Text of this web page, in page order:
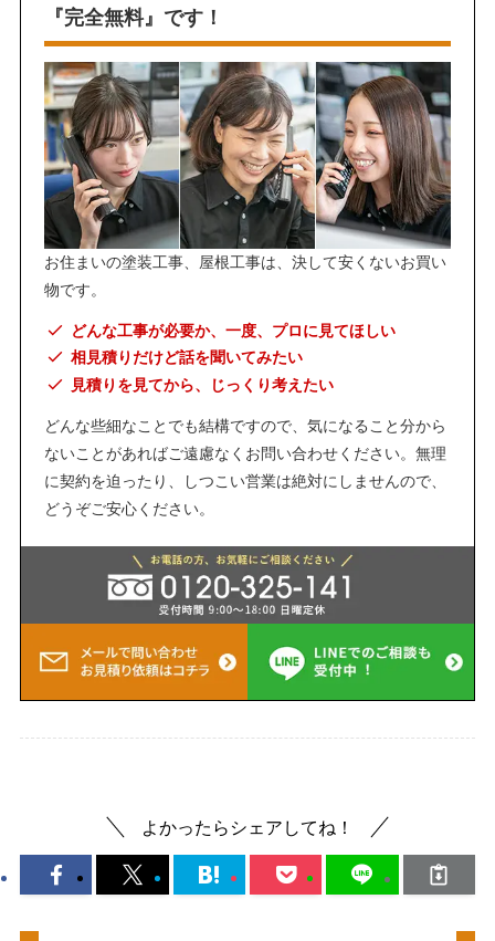
『完全無料』です！
お住まいの塗装工事、屋根工事は、決して安くないお買い
物です。
どんな工事が必要か、一度、プロに見てほしい
相見積りだけど話を聞いてみたい
見積りを見てから、じっくり考えたい
どんな些細なことでも結構ですので、気になること分から
ないことがあればご遠慮なくお問い合わせください。無理
に契約を迫ったり、しつこい営業は絶対にしませんので、
どうぞご安心ください。
よかったらシェアしてね！